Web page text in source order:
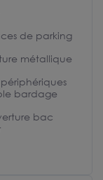
de parking
métallique
périphériques
bardage
bac